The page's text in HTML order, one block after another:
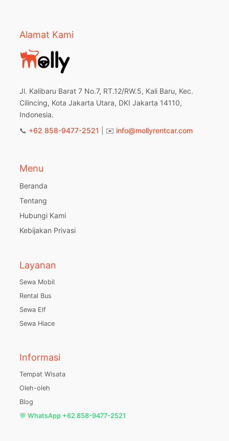
Alamat Kami
Jl. Kalibaru Barat 7 No.7, RT.12/RW.5, Kali Baru, Kec.
Cilincing, Kota Jakarta Utara, DKI Jakarta 14110,
Indonesia.
📞 +62 858-9477-2521 | ✉️ info@mollyrentcar.com
Menu
Beranda
Tentang
Hubungi Kami
Kebijakan Privasi
Layanan
Sewa Mobil
Rental Bus
Sewa Elf
Sewa Hiace
Informasi
Tempat Wisata
Oleh-oleh
Blog
💬 WhatsApp +62 858-9477-2521